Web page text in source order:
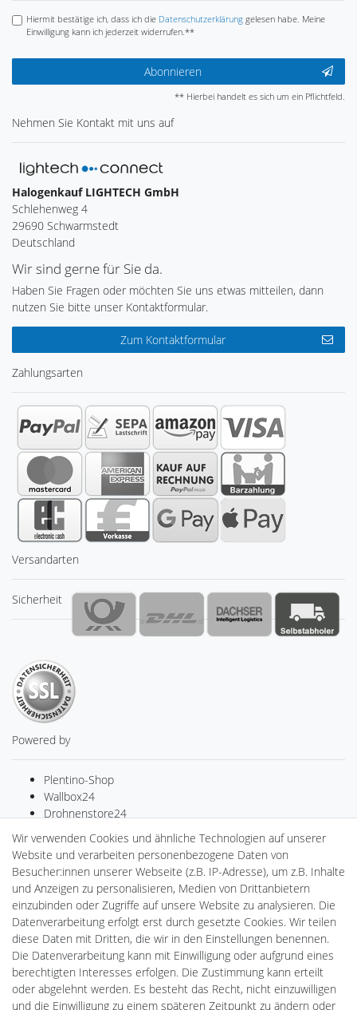
Hiermit bestätige ich, dass ich die Daten­schutz­erklärunggelesen habe. Meine
Einwilligung kann ich jederzeit widerrufen.**
Abonnieren
** Hierbei handelt es sich um ein Pflichtfeld.
Nehmen Sie Kontakt mit uns auf
Halogenkauf LIGHTECH GmbH
Schlehenweg 4
29690 Schwarmstedt
Deutschland
Wir sind gerne für Sie da.
Haben Sie Fragen oder möchten Sie uns etwas mitteilen, dann
nutzen Sie bitte unser Kontaktformular.
Zum Kontaktformular
Zahlungsarten
Versandarten
Sicherheit
Powered by
Plentino-Shop
Wallbox24
Drohnenstore24
Cardanlight-Shop
Batteriespeicher
PlentiSolar
Gebrauchtlicht
Ledkauf
DEYESOLAR
gAGaLamp
CardanLight Europe
FORTIMO LEDs
LED-RETROSHOP
MeinUSB
Wir verwenden Cookies und ähnliche Technologien auf unserer
Website und verarbeiten personenbezogene Daten von
Besucher:innen unserer Webseite (z.B. IP-Adresse), um z.B. Inhalte
und Anzeigen zu personalisieren, Medien von Drittanbietern
einzubinden oder Zugriffe auf unsere Website zu analysieren. Die
Datenverarbeitung erfolgt erst durch gesetzte Cookies. Wir teilen
diese Daten mit Dritten, die wir in den Einstellungen benennen.
Die Datenverarbeitung kann mit Einwilligung oder aufgrund eines
berechtigten Interesses erfolgen. Die Zustimmung kann erteilt
oder abgelehnt werden. Es besteht das Recht, nicht einzuwilligen
und die Einwilligung zu einem späteren Zeitpunkt zu ändern oder